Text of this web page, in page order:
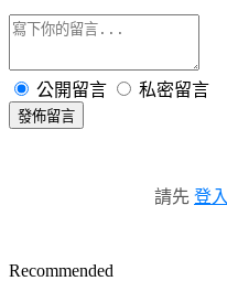
公開留言 私密留言
發佈留言
請先 登入
Recommended